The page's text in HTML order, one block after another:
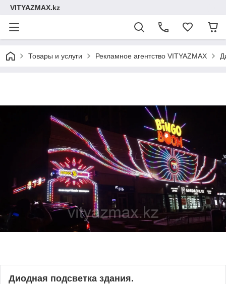
VITYAZMAX.kz
Товары и услуги Рекламное агентство VITYAZMAX
Диодная подсветка здания.